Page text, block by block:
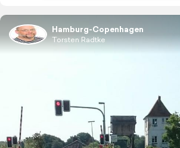
Hamburg-Copenhagen
Torsten Radtke